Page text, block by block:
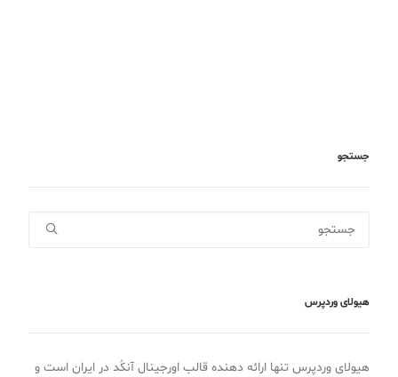
جستجو
هیولای وردپرس
هیولای وردپرس تنها ارائه دهنده قالب اورجینال آنکُد در ایران است و